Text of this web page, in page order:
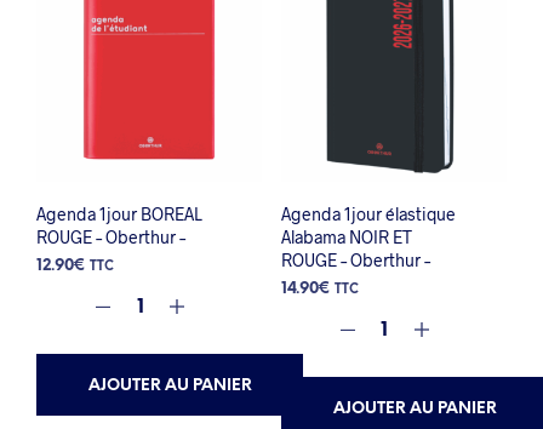
Agenda 1jour BOREAL
ROUGE – Oberthur –
12.90€ TTC
AJOUTER AU PANIER
Agenda 1jour élastique
Alabama NOIR ET
ROUGE – Oberthur –
14.90€ TTC
AJOUTER AU PANIER